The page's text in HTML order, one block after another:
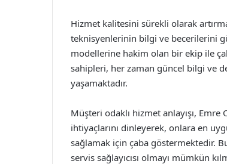
Hizmet kalitesini sürekli olarak
teknisyenlerinin bilgi ve becerilerini
modellerine hakim olan bir ekip ile
sahipleri, her zaman güncel bilgi ve
yaşamaktadır.
Müşteri odaklı hizmet anlayışı,
ihtiyaçlarını dinleyerek, onlara en
sağlamak için çaba göstermektedir.
servis sağlayıcısı olmayı mümkün